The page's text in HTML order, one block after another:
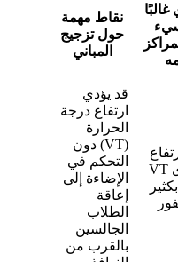
غالبًا
نقاط مهمة
حول تزجيج
المباني
مستوى VT
قد يؤدي
ارتفاع درجة
الحرارة
(VT) دون
التحكم في
الإضاءة إلى
إعاقة
الطلاب
الجالسين
بالقرب من